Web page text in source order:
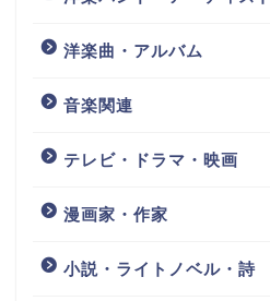
洋楽曲・アルバム
音楽関連
テレビ・ドラマ・映画
漫画家・作家
小説・ライトノベル・詩